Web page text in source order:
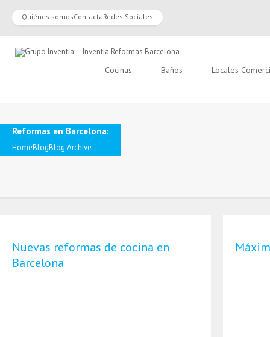
Quiénes somosContactaRedes Sociales
Cocinas Baños Locales
Reformas en Barcelona:
HomeBlogBlog Archive
Nuevas reformas de cocina en
Barcelona